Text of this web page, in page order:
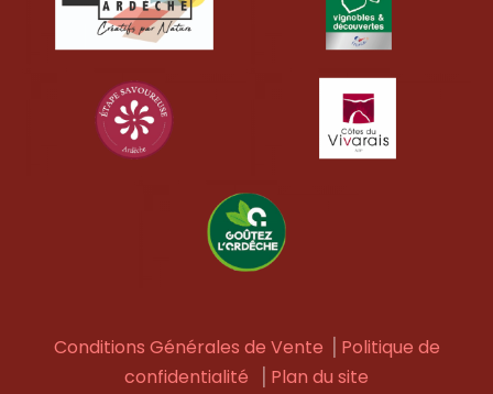
Conditions Générales de Vente
Politique de
confidentialité
Plan du site